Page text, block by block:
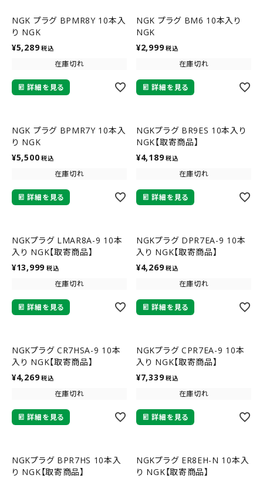
NGK プラグ BPMR8Y 10本入
り NGK
¥5,289 税込
在庫切れ
詳細を見る
NGK プラグ BM6 10本入り
NGK
¥2,999 税込
在庫切れ
詳細を見る
NGK プラグ BPMR7Y 10本入
り NGK
¥5,500 税込
在庫切れ
詳細を見る
NGKプラグ BR9ES 10本入り
NGK【取寄商品】
¥4,189 税込
在庫切れ
詳細を見る
NGKプラグ LMAR8A-9 10本
入り NGK【取寄商品】
¥13,999 税込
在庫切れ
詳細を見る
NGKプラグ DPR7EA-9 10本
入り NGK【取寄商品】
¥4,269 税込
在庫切れ
詳細を見る
NGKプラグ CR7HSA-9 10本
入り NGK【取寄商品】
¥4,269 税込
在庫切れ
詳細を見る
NGKプラグ CPR7EA-9 10本
入り NGK【取寄商品】
¥7,339 税込
在庫切れ
詳細を見る
NGKプラグ BPR7HS 10本入
り NGK【取寄商品】
NGKプラグ ER8EH-N 10本入
り NGK【取寄商品】